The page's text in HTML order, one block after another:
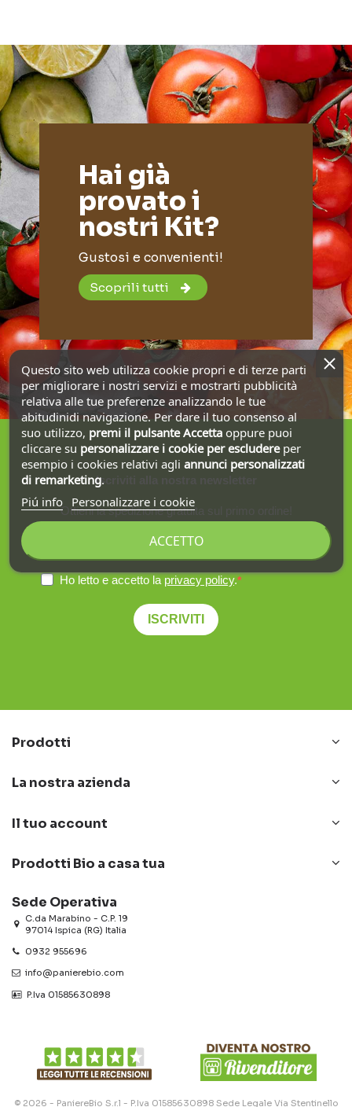
Hai già
provato i
nostri Kit?
Gustosi e convenienti!
Scoprili tutti
Iscriviti alla nostra newsletter
Ottieni la spedizione gratuita sul primo ordine!
Ho letto e accetto la privacy policy.
ISCRIVITI
Prodotti
La nostra azienda
Il tuo account
Prodotti Bio a casa tua
Sede Operativa
C.da Marabino - C.P. 19
97014 Ispica (RG) Italia
0932 955696
info@panierebio.com
‎‎‎‎‎ P.Iva 01585630898
Questo sito web utilizza cookie propri e di terze parti
per migliorare i nostri servizi e mostrarti pubblicità
relativa alle tue preferenze analizzando le tue
abitudinidi navigazione. Per dare il tuo consenso al
suo utilizzo, premi il pulsante Accettaoppure puoi
cliccare su personalizzare i cookie per escludereper
esempio i cookies relativi agli annunci personalizzati
di remarketing.
Piú info
Personalizzare i cookie
ACCETTO
© 2026 - PaniereBio S.r.l - P.Iva 01585630898 Sede Legale Via Stentinello